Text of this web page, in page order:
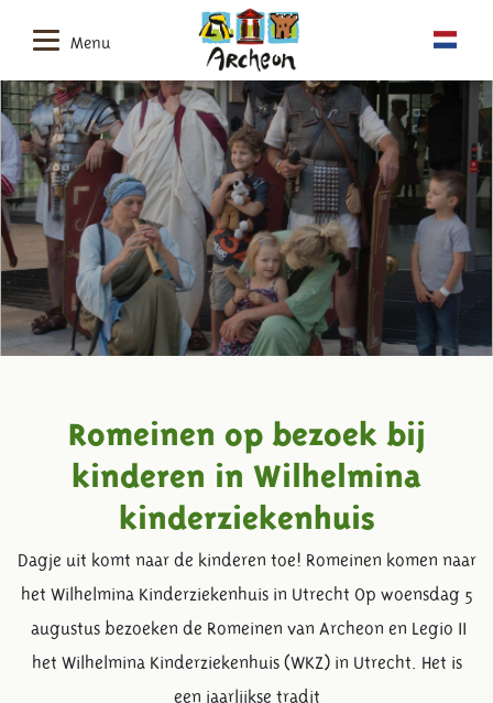
Menu
Romeinen op bezoek bij
kinderen in Wilhelmina
kinderziekenhuis
Dagje uit komt naar de kinderen toe! Romeinen komen naar
het Wilhelmina Kinderziekenhuis in Utrecht Op woensdag 5
augustus bezoeken de Romeinen van Archeon en Legio II
het Wilhelmina Kinderziekenhuis (WKZ) in Utrecht. Het is
een jaarlijkse tradit